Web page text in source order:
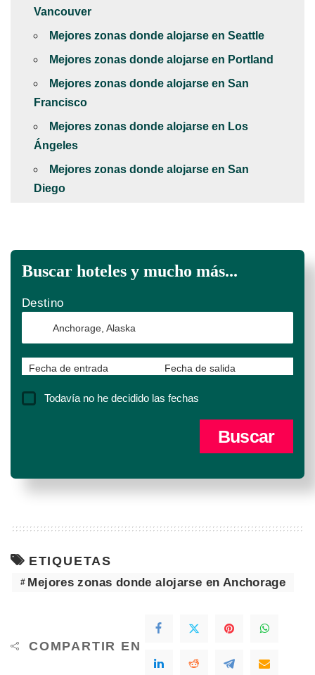
Vancouver
Mejores zonas donde alojarse en Seattle
Mejores zonas donde alojarse en Portland
Mejores zonas donde alojarse en San
Francisco
Mejores zonas donde alojarse en Los
Ángeles
Mejores zonas donde alojarse en San
Diego
Buscar hoteles y mucho más...
Destino
Fecha de entrada Fecha de salida
Todavía no he decidido las fechas
ETIQUETAS
Mejores zonas donde alojarse en Anchorage
COMPARTIR EN